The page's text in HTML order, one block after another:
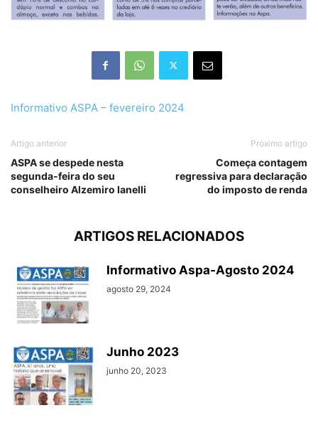
Informativo ASPA – fevereiro 2024
Artigo anterior
ASPA se despede nesta
segunda-feira do seu
conselheiro Alzemiro Ianelli
Próximo artigo
Começa contagem
regressiva para declaração
do imposto de renda
ARTIGOS RELACIONADOS
Informativo Aspa-Agosto 2024
agosto 29, 2024
Junho 2023
junho 20, 2023